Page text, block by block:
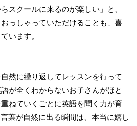
スクールに来るのが楽しい」と、
っしゃっていただけることも、喜
います。
然に繰り返してレッスンを行って
が全くわからないお子さんがほと
ねていくごとに英語を聞く力が育
葉が自然に出る瞬間は、本当に嬉し